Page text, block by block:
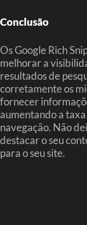
Conclusão
Os Google Rich
melhorar a
resultados de
corretamente os
fornecer
aumentando a
navegação. Não
destacar o seu
para o seu site.